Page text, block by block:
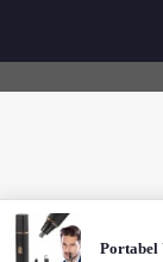
Portabel